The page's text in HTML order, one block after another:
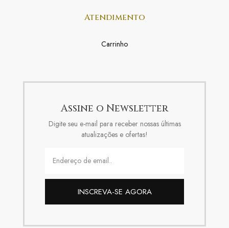
Atendimento
Carrinho
Assine o Newsletter
Digite seu e-mail para receber nossas últimas
atualizações e ofertas!
INSCREVA-SE AGORA